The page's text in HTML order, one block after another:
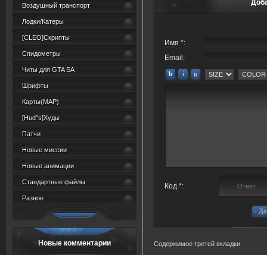
Воздушный транспорт
Лодки/Катеры
[CLEO]Скрипты
Спидометры
Читы для GTA SA
Шрифты
Карты(MAP)
[Hud"s]Худы
Патчи
Новые миссии
Новые анимации
Стандартные файлы
Разное
Новые комментарии
Имя *:
Email:
Код *:
Содержимое третей вкладки